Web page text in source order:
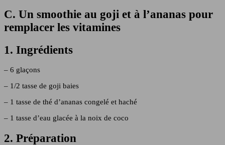
C. Un smoothie au goji et à l’ananas pour
remplacer les vitamines
1. Ingrédients
– 6 glaçons
– 1/2 tasse de goji baies
– 1 tasse de thé d’ananas congelé et haché
– 1 tasse d’eau glacée à la noix de coco
2. Préparation